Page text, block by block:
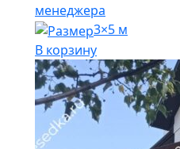
менеджера
3×5 м
В корзину